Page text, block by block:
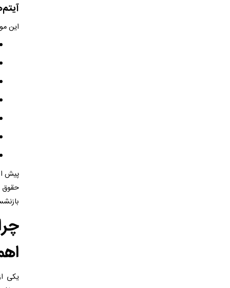
این
پیش
حقوق
یکی